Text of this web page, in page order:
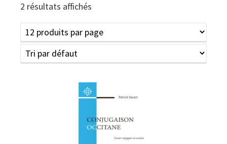
2 résultats affichés